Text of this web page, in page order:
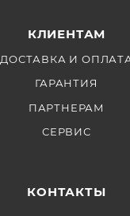
КЛИЕНТАМ
ДОСТАВКА И
ГАРАНТИЯ
ПАРТНЕРАМ
СЕРВИС
КОНТАКТЫ